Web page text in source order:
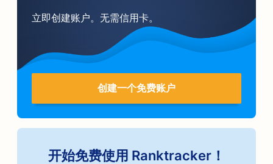
立即创建账户。无需信用卡。
创建一个免费账户
开始免费使用 Ranktracker！